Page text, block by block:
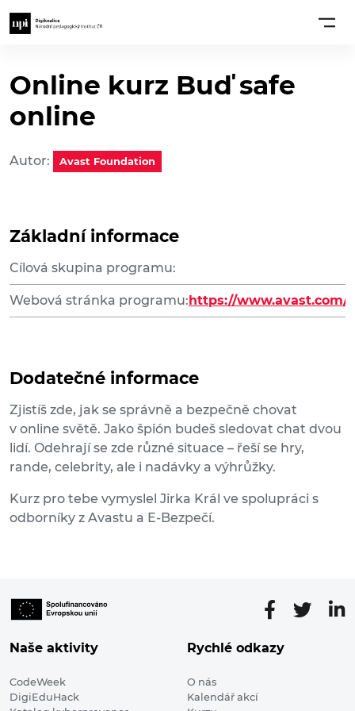
Online kurz Buď safe
online
Autor: Avast Foundation
Základní informace
Cílová skupina programu:
Webová stránka programu: https://www.avast.com/
Dodatečné informace
Zjistíš zde, jak se správně a bezpečně chovat
v online světě. Jako špión budeš sledovat chat dvou
lidí. Odehrají se zde různé situace – řeší se hry,
rande, celebrity, ale i nadávky a výhrůžky.
Kurz pro tebe vymyslel Jirka Král ve spolupráci s
odborníky z Avastu a E-Bezpečí.
Naše aktivity
CodeWeek
DigiEduHack
Rychlé odkazy
O nás
Kalendář akcí